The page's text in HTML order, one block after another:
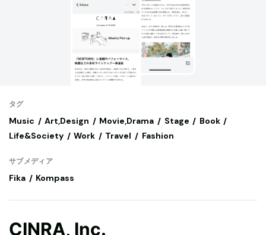
タグ
Music Art,Design Movie,Drama Stage
Book
Life&Society
Work Travel Fashion
サブメディア
Fika Kompass
CINRA, Inc.